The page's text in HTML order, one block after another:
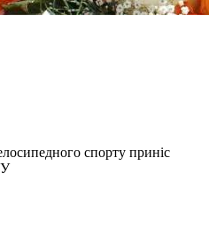
спорту приніс